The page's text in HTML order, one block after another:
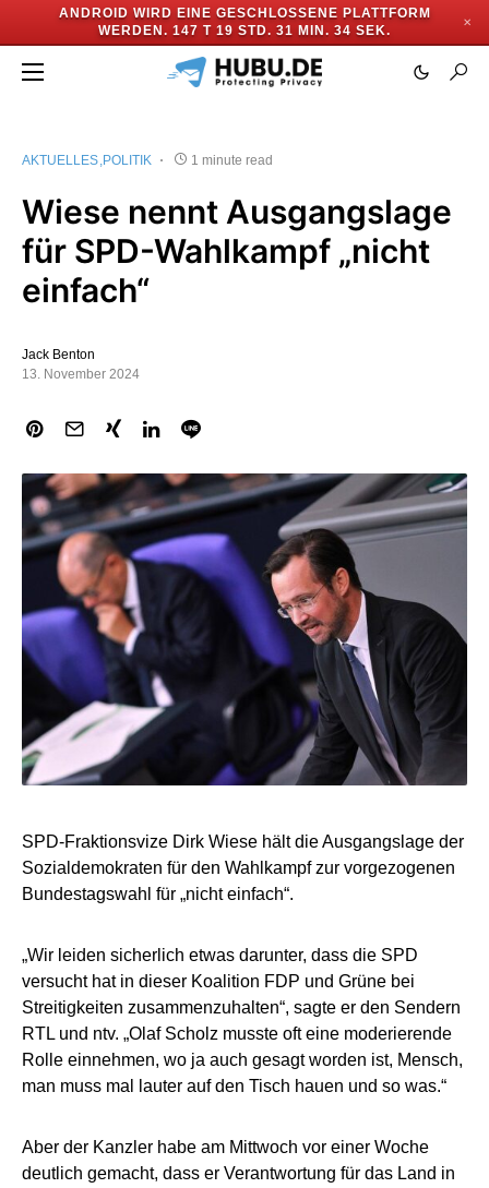
ANDROID WIRD EINE GESCHLOSSENE PLATTFORM
WERDEN. 147 T 19 STD. 31 MIN. 33 SEK.
✕
AKTUELLES POLITIK 1 minute read
Wiese nennt Ausgangslage
für SPD-Wahlkampf „nicht
einfach“
Jack Benton
13. November 2024
SPD-Fraktionsvize Dirk Wiese hält die Ausgangslage der
Sozialdemokraten für den Wahlkampf zur vorgezogenen
Bundestagswahl für „nicht einfach“.
„Wir leiden sicherlich etwas darunter, dass die SPD
versucht hat in dieser Koalition FDP und Grüne bei
Streitigkeiten zusammenzuhalten“, sagte er den Sendern
RTL und ntv. „Olaf Scholz musste oft eine moderierende
Rolle einnehmen, wo ja auch gesagt worden ist, Mensch,
man muss mal lauter auf den Tisch hauen und so was.“
Aber der Kanzler habe am Mittwoch vor einer Woche
deutlich gemacht, dass er Verantwortung für das Land in